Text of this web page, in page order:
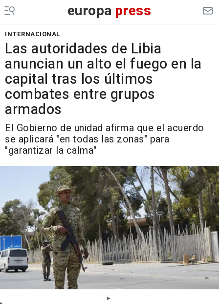
europa press
INTERNACIONAL
Las autoridades de Libia
anuncian un alto el fuego en la
capital tras los últimos
combates entre grupos
armados
El Gobierno de unidad afirma que el acuerdo
se aplicará "en todas las zonas" para
"garantizar la calma"